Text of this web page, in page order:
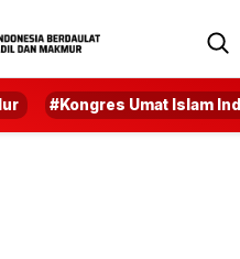
#Kongres Umat Islam